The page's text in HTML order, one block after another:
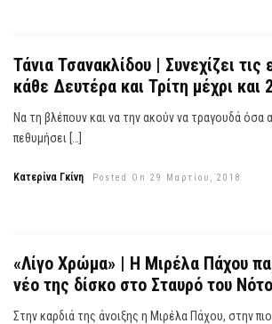
Τάνια Τσανακλίδου | Συνεχίζει τις
κάθε Δευτέρα και Τρίτη μέχρι και
Να τη βλέπουν και να την ακούν να τραγουδά όσα
πεθυμήσει […]
Κατερίνα Γκίνη Posted On 29 Μαρτίου, 2018
«Λίγο Χρώμα» | Η Μιρέλα Πάχου
νέο της δίσκο στο Σταυρό του
Στην καρδιά της άνοιξης η Μιρέλα Πάχου, στην